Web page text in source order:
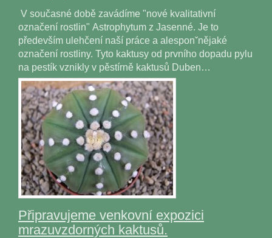
V současné době zavádíme "nové kvalitativní
označení rostlin" Astrophytum z Jasenné. Je to
především ulehčení naší práce a alesponˇnějaké
označení rostliny. Tyto kaktusy od prvního dopadu pylu
na pestík vznikly v pěstírně kaktusů Duben…
Připravujeme venkovní expozici
mrazuvzdorných kaktusů.